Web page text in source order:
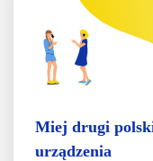
Miej drugi
urządzenia